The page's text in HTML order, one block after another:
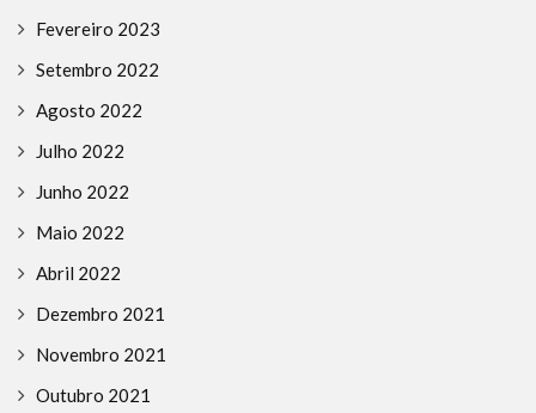
Fevereiro 2023
Setembro 2022
Agosto 2022
Julho 2022
Junho 2022
Maio 2022
Abril 2022
Dezembro 2021
Novembro 2021
Outubro 2021